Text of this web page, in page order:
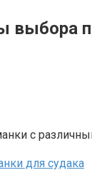
выбора
с
для судака